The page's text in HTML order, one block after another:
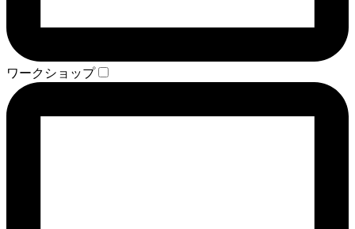
ワークショップ